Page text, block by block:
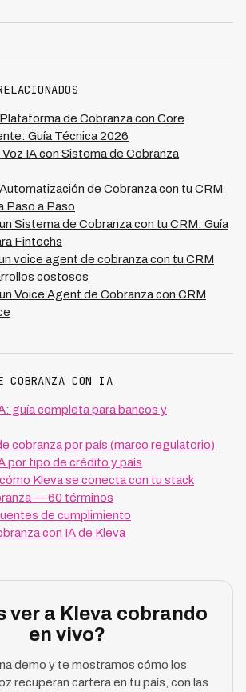
regulatoria.
reintenta automáticamente 3-5 veces
Además, hay sincronización
up cualquier discrepancia. Kleva
24/7 durante integración y post
de respuesta en menos de 2 horas para
se establece un plan de rollback
de Cobranza con Core
Guía Técnica 2026
IA con Sistema de Cobranza
de Cobranza con tu CRM
Paso a Paso
Sistema de Cobranza con tu CRM: Guía
Fintechs
voice agent de cobranza con tu CRM
costosos
Voice Agent de Cobranza con CRM
COBRANZA CON IA
guía completa para bancos y
cobranza por país (marco regulatorio)
por tipo de crédito y país
Kleva se conecta con tu stack
— 60 términos
de cumplimiento
con IA de Kleva
ver a Kleva cobrando
en vivo?
demo y te mostramos cómo los
recuperan cartera en tu país, con las